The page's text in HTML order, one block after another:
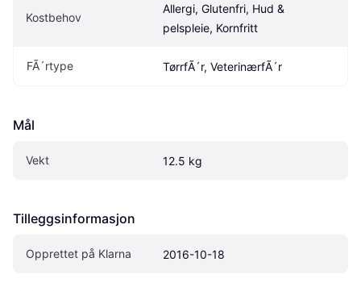
Kostbehov
Allergi, Glutenfri, Hud &
pelspleie, Kornfritt
FÃ´rtype TørrfÃ´r, VeterinærfÃ´r
Mål
Vekt 12.5 kg
Tilleggsinformasjon
Opprettet på Klarna 2016-10-18